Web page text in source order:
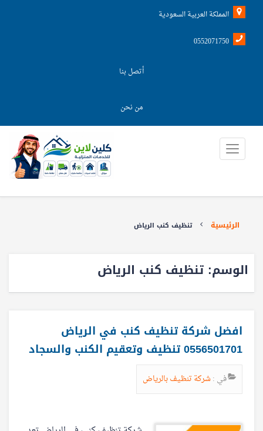
المملكة العربية السعودية
0552071750
أتصل بنا
من نحن
الرئيسية تنظيف كنب الرياض
الوسم: تنظيف كنب الرياض
افضل شركة تنظيف كنب في الرياض
0556501701 تنظيف وتعقيم الكنب والسجاد
في :شركة تنظيف بالرياض